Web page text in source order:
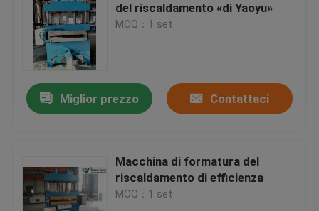
Contattici
Richieda una citazione
Macchina tagliante idraulica
Macchina tagliante della pressa idraulica
Tagliatrice idraulica del braccio dell'oscillazione
del riscaldamento «di Yaoyu»
MOQ：1 set
Miglior prezzo Contattaci
Macchina di formatura del
riscaldamento di efficienza
MOQ：1 set